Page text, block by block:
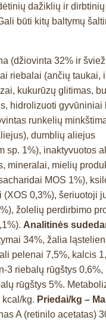
dažiklių ir dirbtinių
būti kitų baltymų
(džiovinta 32% ir
riebalai (ančių taukai,
kukurūzų glitimas,
hidrolizuoti gyvūniniai
runkelių
dumblių aliejus
sp. 1%), inaktyvuotos
mineralai, mielių
MOS 1%),
0,3%), šeriuotoji
žolelių perdirbimo
Analitinės
34%, žalia
pelenai 7,5%, kalcis
3 riebalų rūgštys 0,6%,
rūgštys 5%.
kg. Priedai/kg –
A (retinilo acetatas)